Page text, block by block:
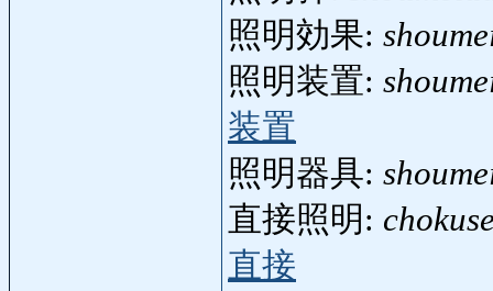
照明効果:
照明装置:
装置
照明器具:
直接照明:
直接